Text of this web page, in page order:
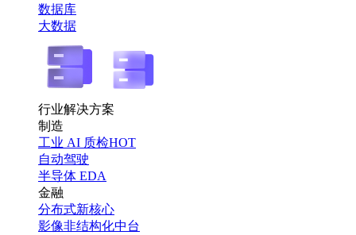
数据库
大数据
行业解决方案
制造
工业 AI 质检HOT
自动驾驶
半导体 EDA
金融
分布式新核心
影像非结构化中台